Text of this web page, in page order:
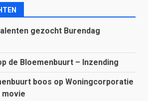
gezocht Burendag
de Bloemenbuurt – Inzending
boos op Woningcorporatie
movie